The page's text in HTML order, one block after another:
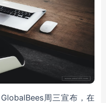
周三宣布，在